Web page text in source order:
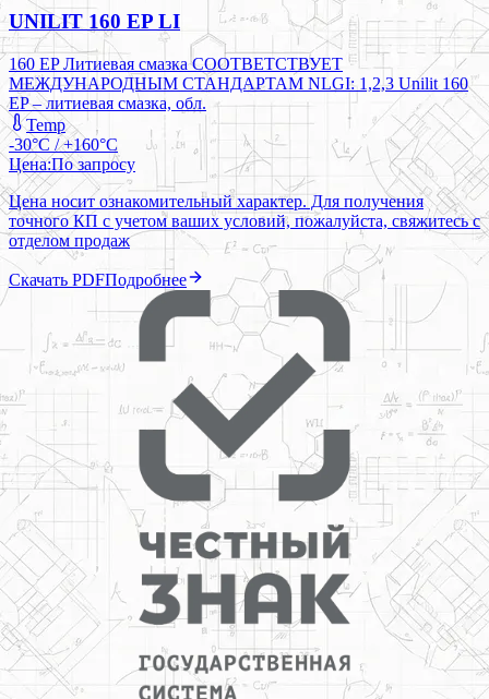
UNILIT 160 EP LI
160 EP Литиевая смазка СООТВЕТСТВУЕТ
МЕЖДУНАРОДНЫМ СТАНДАРТАМ NLGI: 1,2,3 Unilit 160
EP – литиевая смазка, обл.
Temp
-30°C / +160°C
Цена:По запросу
Цена носит ознакомительный характер. Для получения
точного КП с учетом ваших условий, пожалуйста, свяжитесь с
отделом продаж
Скачать PDFПодробнее